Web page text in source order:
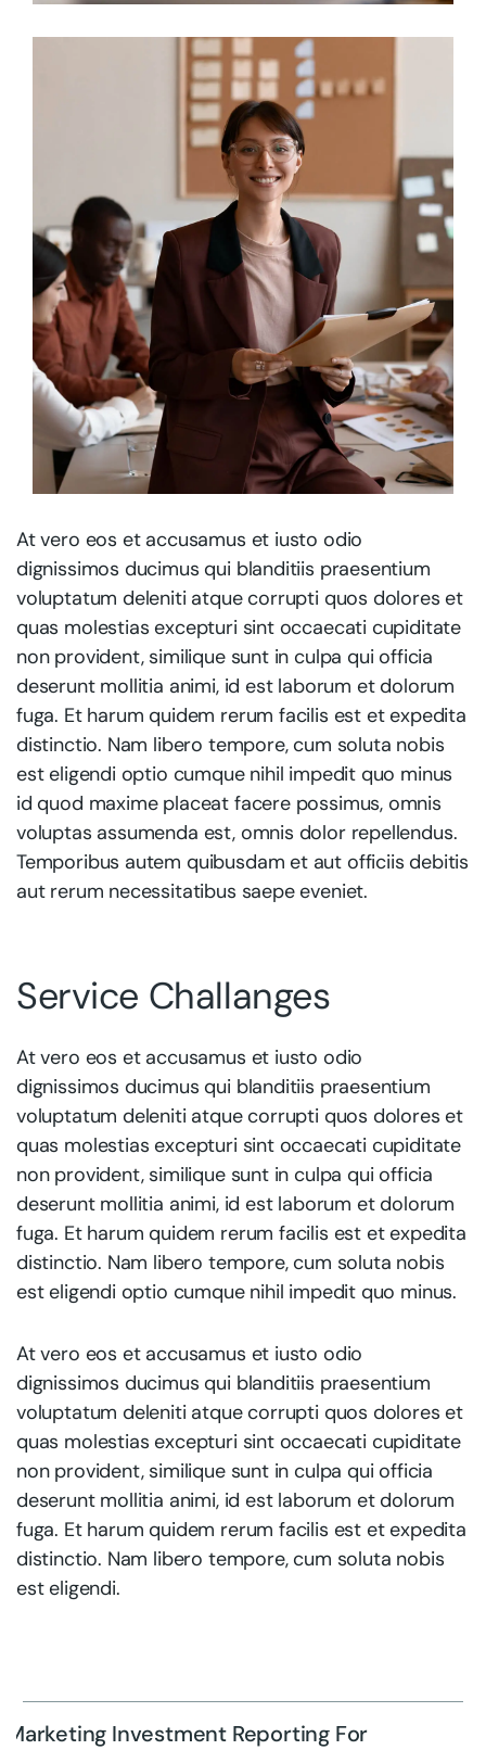
At vero eos et accusamus et iusto odio
dignissimos ducimus qui blanditiis praesentium
voluptatum deleniti atque corrupti quos dolores et
quas molestias excepturi sint occaecati cupiditate
non provident, similique sunt in culpa qui officia
deserunt mollitia animi, id est laborum et dolorum
fuga. Et harum quidem rerum facilis est et expedita
distinctio. Nam libero tempore, cum soluta nobis
est eligendi optio cumque nihil impedit quo minus
id quod maxime placeat facere possimus, omnis
voluptas assumenda est, omnis dolor repellendus.
Temporibus autem quibusdam et aut officiis debitis
aut rerum necessitatibus saepe eveniet.
Service Challanges
At vero eos et accusamus et iusto odio
dignissimos ducimus qui blanditiis praesentium
voluptatum deleniti atque corrupti quos dolores et
quas molestias excepturi sint occaecati cupiditate
non provident, similique sunt in culpa qui officia
deserunt mollitia animi, id est laborum et dolorum
fuga. Et harum quidem rerum facilis est et expedita
distinctio. Nam libero tempore, cum soluta nobis
est eligendi optio cumque nihil impedit quo minus.
At vero eos et accusamus et iusto odio
dignissimos ducimus qui blanditiis praesentium
voluptatum deleniti atque corrupti quos dolores et
quas molestias excepturi sint occaecati cupiditate
non provident, similique sunt in culpa qui officia
deserunt mollitia animi, id est laborum et dolorum
fuga. Et harum quidem rerum facilis est et expedita
distinctio. Nam libero tempore, cum soluta nobis
est eligendi.
Marketing Investment Reporting For